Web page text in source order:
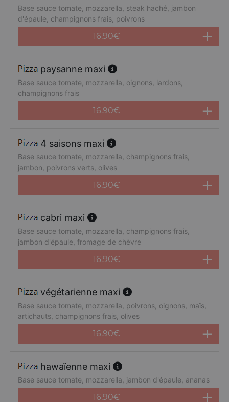
Base sauce tomate, mozzarella, steak haché, jambon
d'épaule, champignons frais, poivrons
16.90€
paysanne maxi
Base sauce tomate, mozzarella, oignons, lardons,
champignons frais
16.90€
4 saisons maxi
Base sauce tomate, mozzarella, champignons frais,
jambon, poivrons verts, olives
16.90€
cabri maxi
Base sauce tomate, mozzarella, champignons frais,
jambon d'épaule, fromage de chèvre
16.90€
végétarienne maxi
Base sauce tomate, mozzarella, poivrons, oignons, maïs,
artichauts, champignons frais, olives
16.90€
hawaïenne maxi
Base sauce tomate, mozzarella, jambon d'épaule, ananas
16.90€